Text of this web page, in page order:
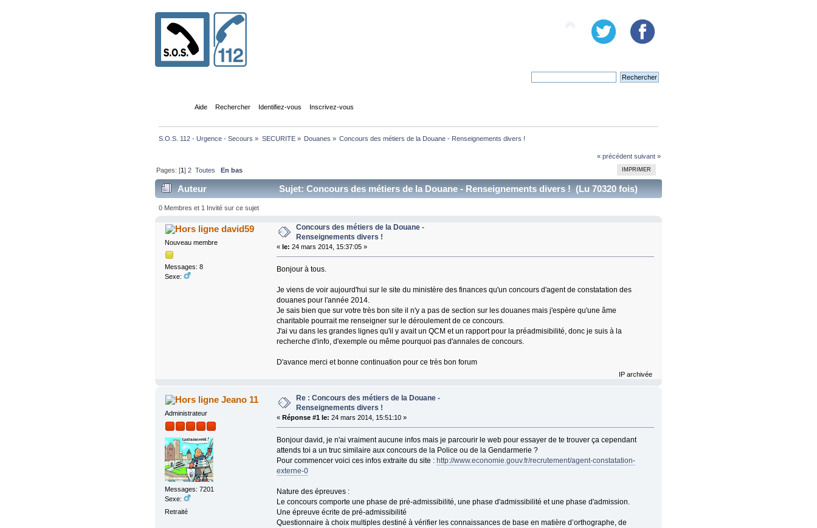
Aide Rechercher Identifiez-vous Inscrivez-vous
S.O.S. 112 - Urgence - Secours » SECURITE» Douanes » Concours des métiers de la Douane - Renseignements divers !
« précédent suivant »
IMPRIMER
Pages: [1]2 Toutes En bas
Auteur Sujet: Concours des métiers de la Douane - Renseignements divers ! (Lu 70320 fois)
0 Membres et 1 Invité sur ce sujet
david59
Nouveau membre
Messages: 8
Sexe:
Concours des métiers de la Douane -
Renseignements divers !
« le: 24 mars 2014, 15:37:05 »
Bonjour à tous.
Je viens de voir aujourd'hui sur le site du ministère des finances qu'un concours d'agent de constatation des
douanes pour l'année 2014.
Je sais bien que sur votre très bon site il n'y a pas de section sur les douanes mais j'espère qu'une âme
charitable pourrait me renseigner sur le déroulement de ce concours.
J'ai vu dans les grandes lignes qu'il y avait un QCM et un rapport pour la préadmisibilité, donc je suis à la
recherche d'info, d'exemple ou même pourquoi pas d'annales de concours.
D'avance merci et bonne continuation pour ce très bon forum
IP archivée
Jeano 11
Administrateur
Messages: 7201
Sexe:
Retraité
Re : Concours des métiers de la Douane -
Renseignements divers !
« Réponse #1 le: 24 mars 2014, 15:51:10 »
Bonjour david, je n'ai vraiment aucune infos mais je parcourir le web pour essayer de te trouver ça cependant
attends toi a un truc similaire aux concours de la Police ou de la Gendarmerie ?
Pour commencer voici ces infos extraite du site : http://www.economie.gouv.fr/recrutement/agent-constatation-
externe-0
Nature des épreuves :
Le concours comporte une phase de pré-admissibilité, une phase d'admissibilité et une phase d'admission.
Une épreuve écrite de pré-admissibilité
Questionnaire à choix multiples destiné à vérifier les connaissances de base en matière d’orthographe, de